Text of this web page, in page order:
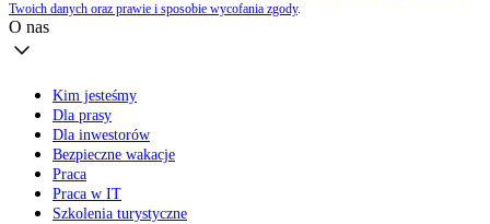
Twoich danych oraz prawie i sposobie wycofania zgody.
O nas
Kim jesteśmy
Dla prasy
Dla inwestorów
Bezpieczne wakacje
Praca
Praca w IT
Szkolenia turystyczne